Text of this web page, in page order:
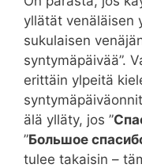
yllätät venäläisen
sukulaisen
syntymäpäivää”.
erittäin ylpeitä
älä ylläty, jos ”
”Большое
tulee takaisin –